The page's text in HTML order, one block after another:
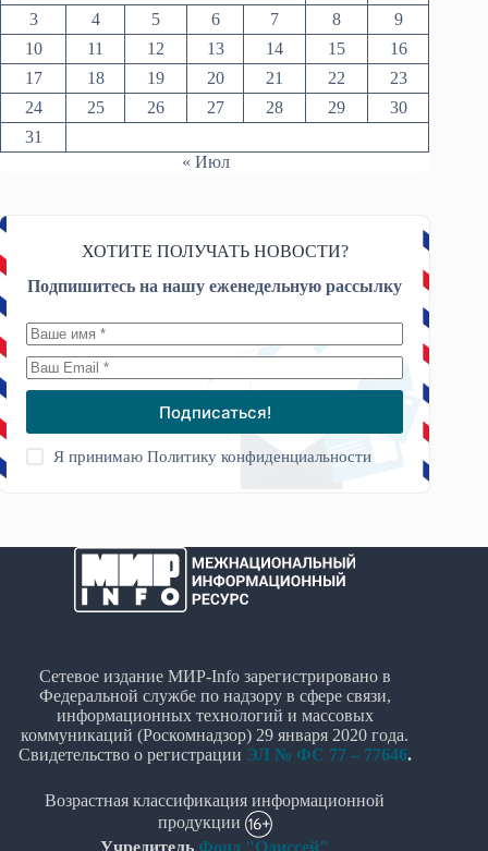
3
4 5 6 7 8
9
10
11 12 13 14 15
16
17
18 19 20 21 22
23
24
25 26 27 28 29
30
31
« Июл
ХОТИТЕ ПОЛУЧАТЬ НОВОСТИ?
Подпишитесь на нашу еженедельную рассылку
Подписаться!
Я принимаюПолитику конфиденциальности
Сетевое издание МИР-Info зарегистрировано в
Федеральной службе по надзору в сфере связи,
информационных технологий и массовых
коммуникаций (Роскомнадзор) 29 января 2020 года.
Свидетельство о регистрации ЭЛ № ФС 77 – 77646.
Возрастная классификация информационной
продукции